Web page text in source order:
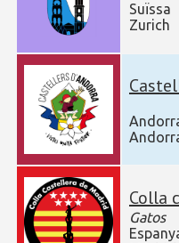
Suïssa
Zurich
Colla
Gatos